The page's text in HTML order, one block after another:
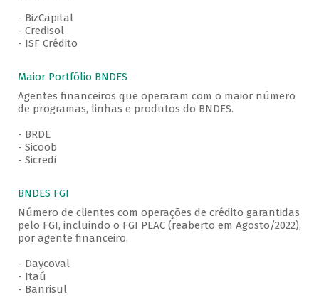
- BizCapital
- Credisol
- ISF Crédito
Maior Portfólio BNDES
Agentes financeiros que operaram com o maior número
de programas, linhas e produtos do BNDES.
- BRDE
- Sicoob
- Sicredi
BNDES FGI
Número de clientes com operações de crédito garantidas
pelo FGI, incluindo o FGI PEAC (reaberto em Agosto/2022),
por agente financeiro.
- Daycoval
- Itaú
- Banrisul